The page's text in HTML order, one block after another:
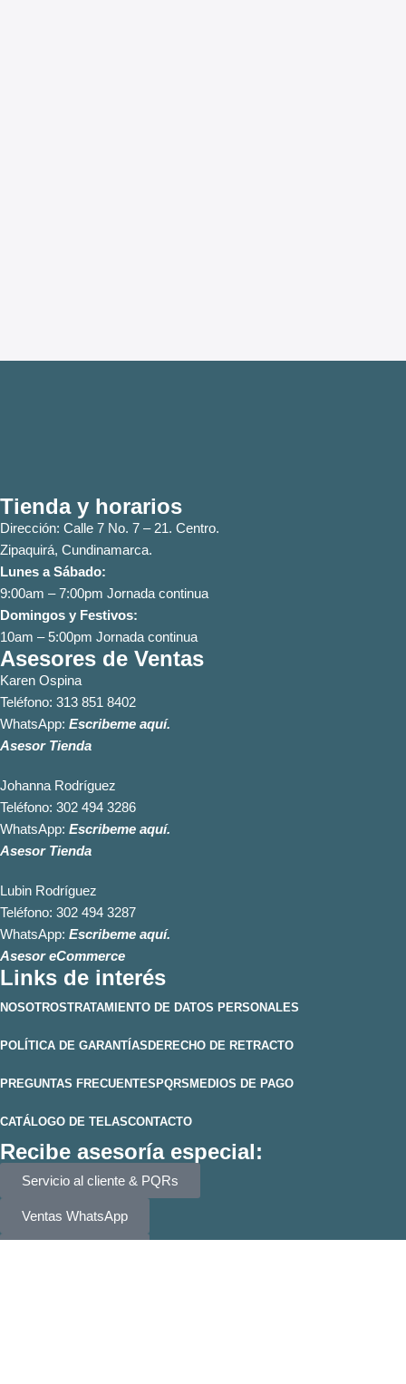
Tienda y horarios
Dirección: Calle 7 No. 7 – 21. Centro.
Zipaquirá, Cundinamarca.
Lunes a Sábado:
9:00am – 7:00pm Jornada continua
Domingos y Festivos:
10am – 5:00pm Jornada continua
Asesores de Ventas
Karen Ospina
Teléfono: 313 851 8402
WhatsApp: Escribeme aquí.
Asesor Tienda
Johanna Rodríguez
Teléfono: 302 494 3286
WhatsApp: Escribeme aquí.
Asesor Tienda
Lubin Rodríguez
Teléfono: 302 494 3287
WhatsApp: Escribeme aquí.
Asesor eCommerce
Links de interés
NOSOTROSTRATAMIENTO DE DATOS PERSONALES
POLÍTICA DE GARANTÍASDERECHO DE RETRACTO
PREGUNTAS FRECUENTESPQRSMEDIOS DE PAGO
CATÁLOGO DE TELASCONTACTO
Recibe asesoría especial:
Servicio al cliente & PQRs
Ventas WhatsApp